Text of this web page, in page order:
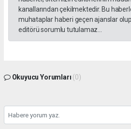
kanallarından çekilmektedir. Bu
muhataplar haberi geçen ajanslar
editörü sorumlu tutulamaz...
Okuyucu Yorumları (0)